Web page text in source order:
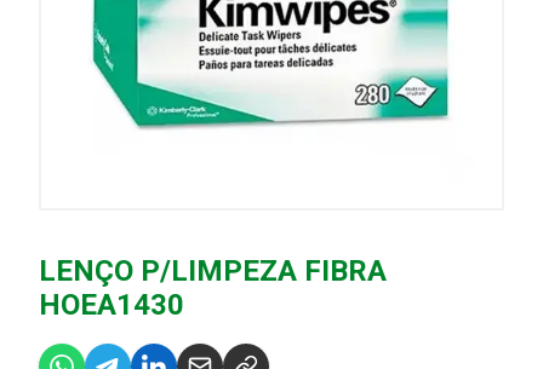
LENÇO P/LIMPEZA FIBRA
HOEA1430